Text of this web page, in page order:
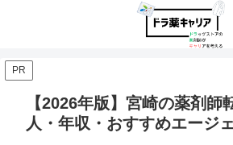
PR
【2026年版】宮崎の薬剤師
人・年収・おすすめエージ